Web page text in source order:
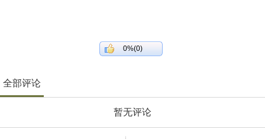
0%(0)
全部评论
暂无评论